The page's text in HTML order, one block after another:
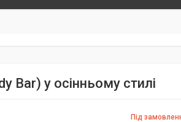
Bar) у осінньому стилі
Під